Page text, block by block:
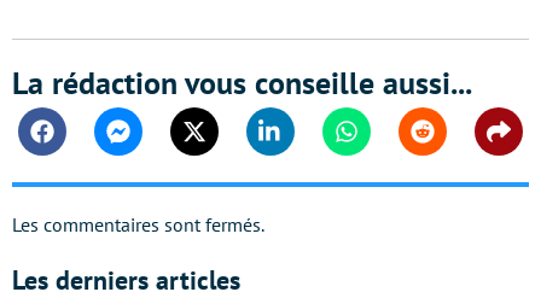
La rédaction vous conseille aussi...
FacebookMessengerTwitter Linkedin WhatsappReddit
Les commentaires sont fermés.
Les derniers articles